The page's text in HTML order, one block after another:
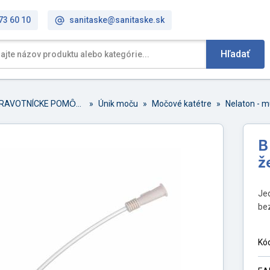
60 10 sanitaske@sanitaske.sk
Hľadať
» Únik moču » Močové katétre »